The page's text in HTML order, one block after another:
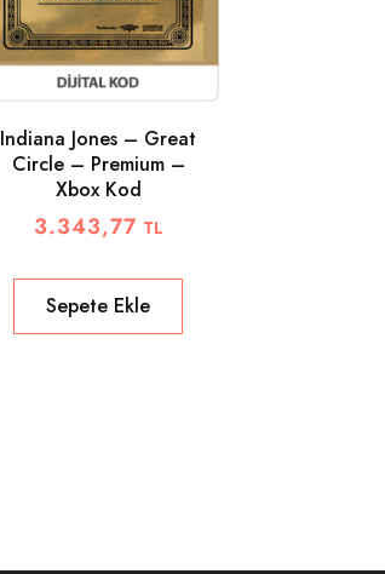
Indiana Jones – Great
Circle – Premium –
Xbox Kod
3.343,77 TL
Sepete Ekle